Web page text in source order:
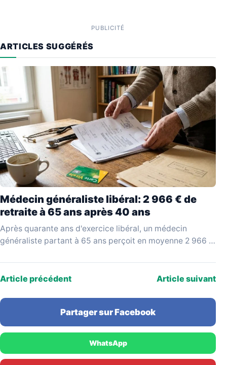
PUBLICITÉ
ARTICLES SUGGÉRÉS
Médecin généraliste libéral: 2 966 € de
retraite à 65 ans après 40 ans
Après quarante ans d'exercice libéral, un médecin
généraliste partant à 65 ans perçoit en moyenne 2 966 €
Article précédent Article suivant
Partager sur Facebook
WhatsApp